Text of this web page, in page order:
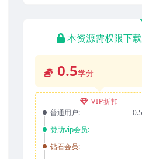
本资源需权限下载
0.5学分
VIP折扣
普通用户:
赞助vip会员:
钻石会员: